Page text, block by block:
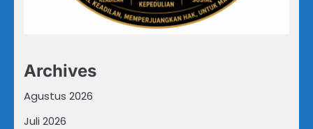
Archives
Agustus 2026
Juli 2026